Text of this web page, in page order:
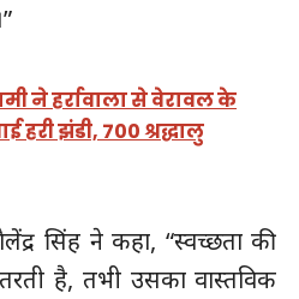
ने हर्रावाला से वेरावल के
हरी झंडी, 700 श्रद्धालु
सिंह ने कहा, “स्वच्छता की
है, तभी उसका वास्तविक